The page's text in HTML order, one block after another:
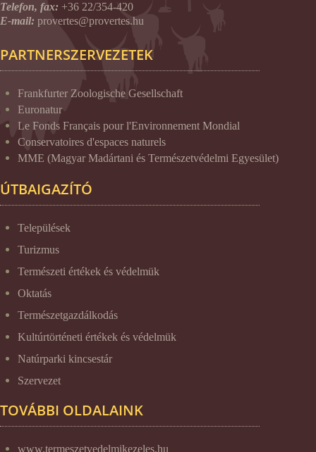
Telefon, fax: +36 22/354-420
E-mail: provertes@provertes.hu
PARTNERSZERVEZETEK
Frankfurter Zoologische Gesellschaft
Euronatur
Le Fonds Français pour l'Environnement Mondial
Conservatoires d'espaces naturels
MME (Magyar Madártani és Természetvédelmi Egyesület)
ÚTBAIGAZÍTÓ
Települések
Turizmus
Természeti értékek és védelmük
Oktatás
Természetgazdálkodás
Kultúrtörténeti értékek és védelmük
Natúrparki kincsestár
Szervezet
TOVÁBBI OLDALAINK
www.termeszetvedelmikezeles.hu